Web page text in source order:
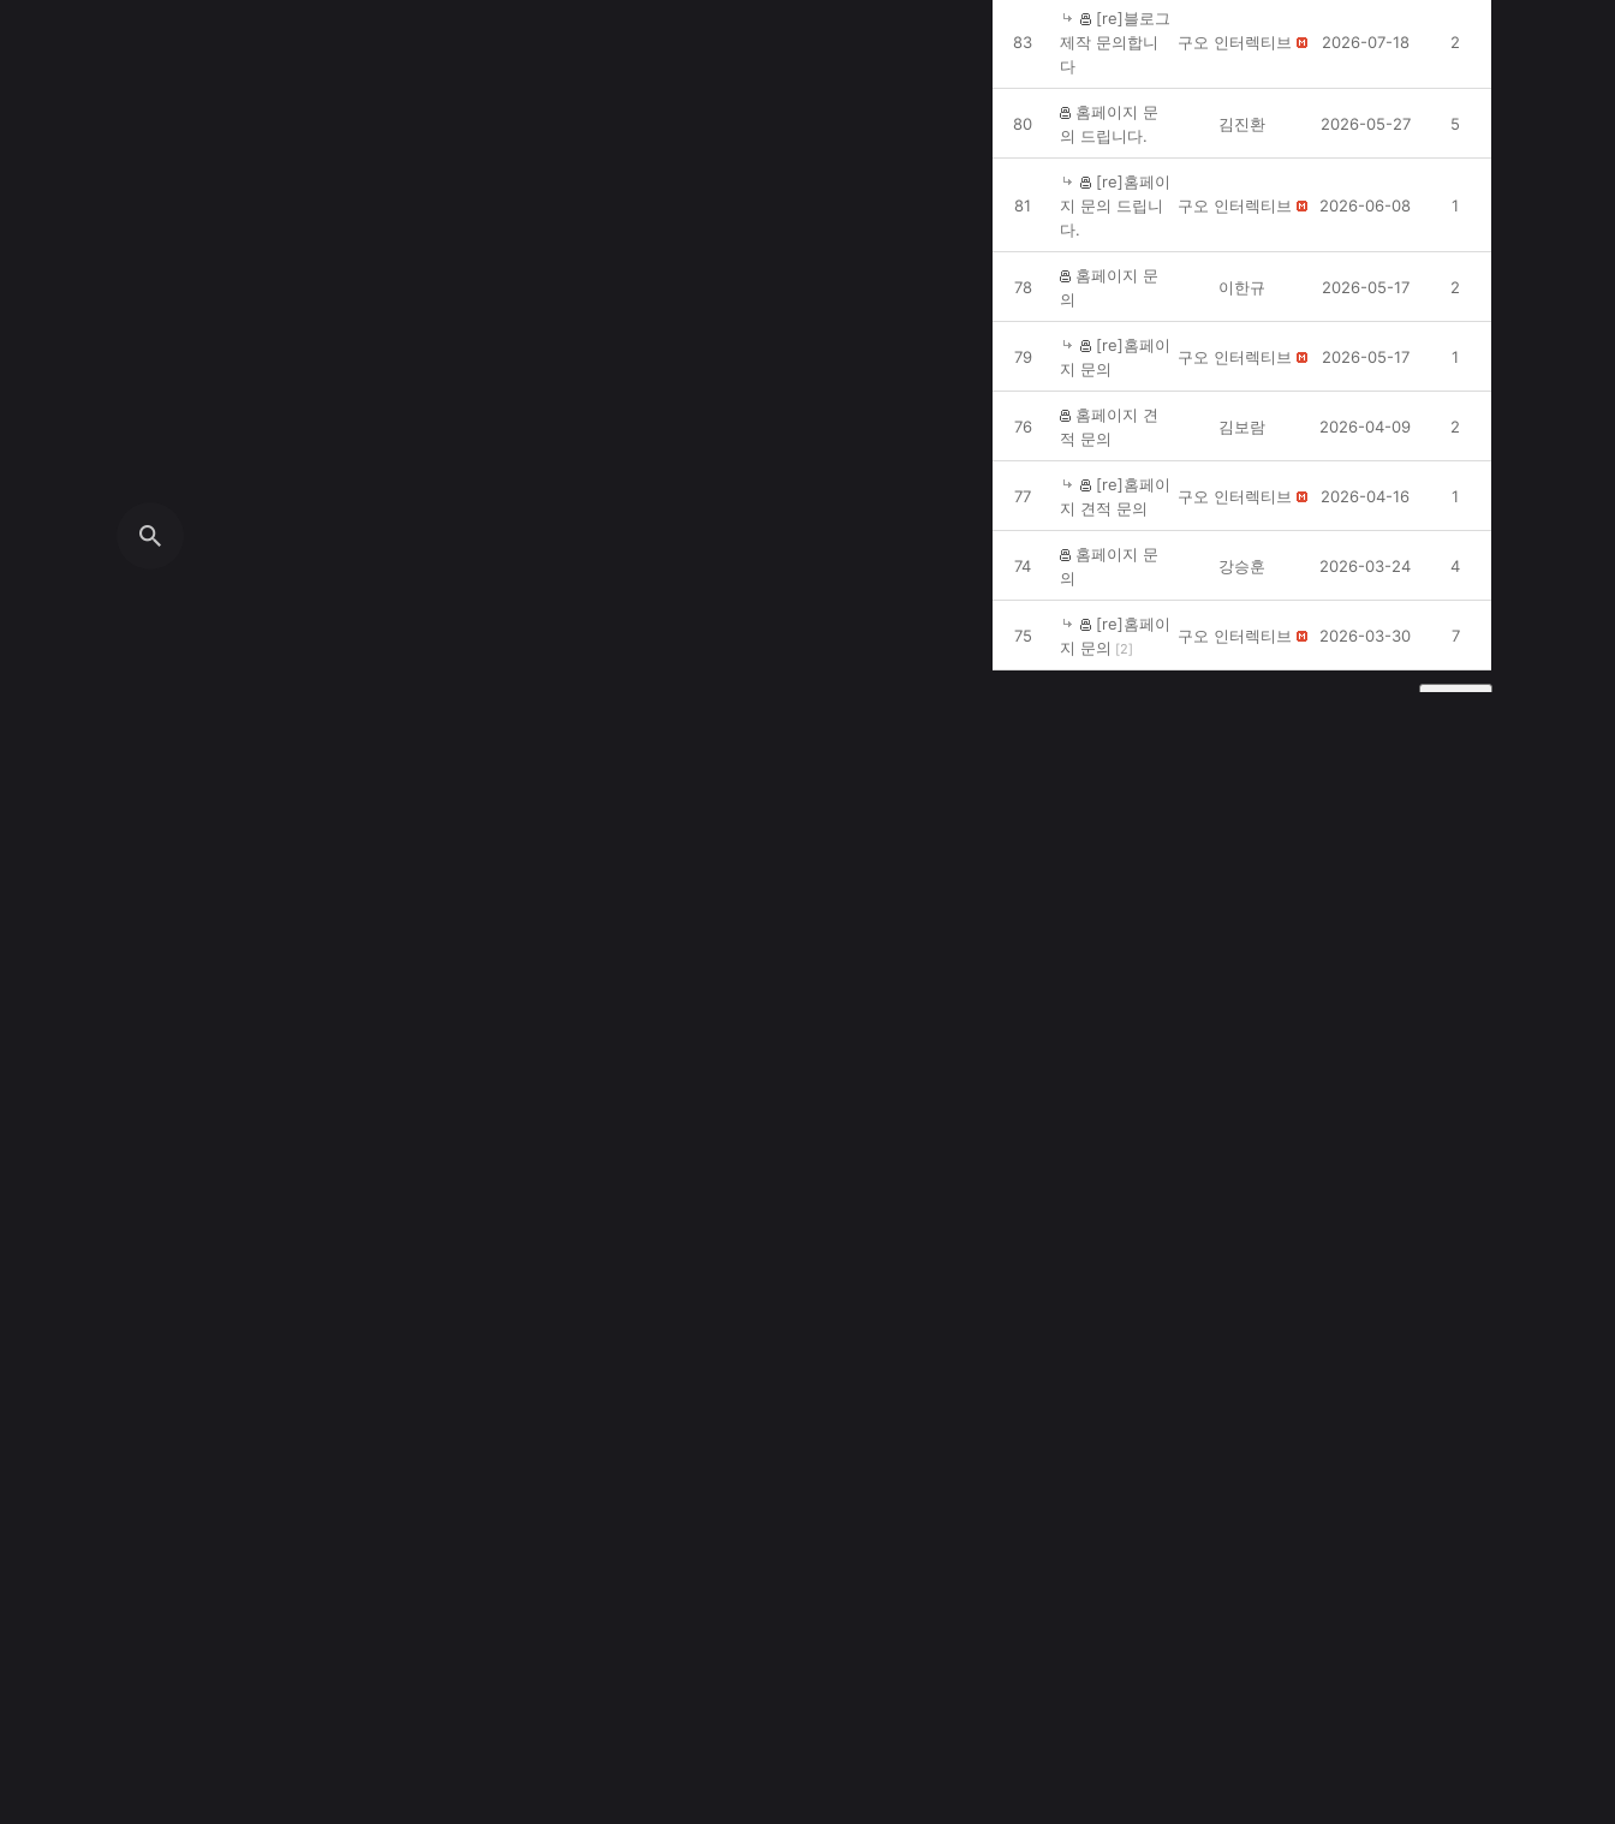
83
[re]블로그
제작 문의합니
다
구오 인터렉티브 2026-07-18 2
80
홈페이지 문
의 드립니다.
김진환 2026-05-27 5
81
[re]홈페이
지 문의 드립니
다.
구오 인터렉티브 2026-06-08 1
78
홈페이지 문
의
이한규 2026-05-17 2
79
[re]홈페이
지 문의
구오 인터렉티브 2026-05-17 1
76
홈페이지 견
적 문의
김보람 2026-04-09 2
77
[re]홈페이
지 견적 문의
구오 인터렉티브 2026-04-16 1
74
홈페이지 문
의
강승훈 2026-03-24 4
75
[re]홈페이
지 문의 [2]
구오 인터렉티브 2026-03-30 7